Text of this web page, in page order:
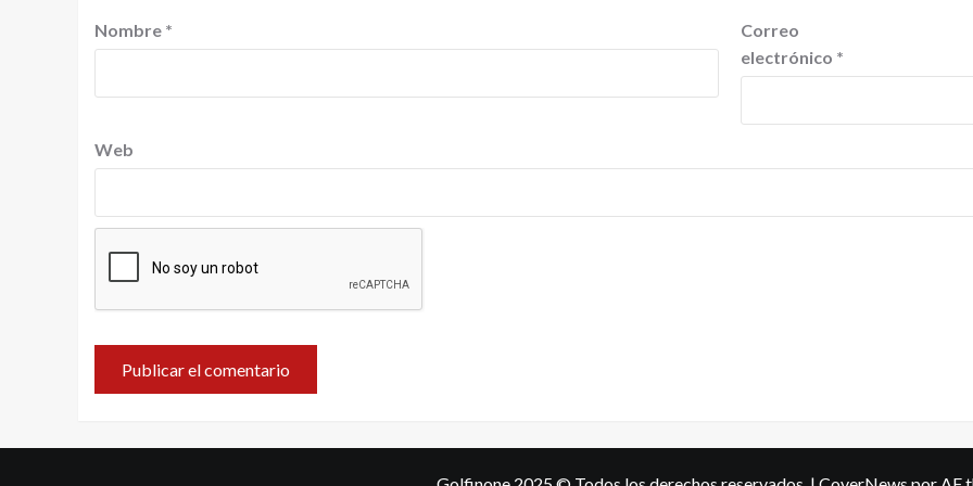
Nombre *
Correo
electrónico *
Web